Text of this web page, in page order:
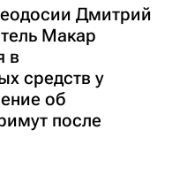
Дмитрий
Макар
в
средств у
об
после